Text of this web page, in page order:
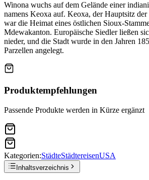
Winona wuchs auf dem Gelände einer
namens Keoxa auf. Keoxa, der Hauptsitz der
war die Heimat eines östlichen Sioux-
Mdewakanton. Europäische Siedler ließen
nieder, und die Stadt wurde in den Jahren
Parzellen angelegt.
Produktempfehlungen
Passende Produkte werden in Kürze ergänzt
Kategorien:StädteStädtereisenUSA
Inhaltsverzeichnis